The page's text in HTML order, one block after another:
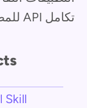
تكامل API للمطورين.
Skill